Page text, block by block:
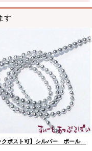
す
クポスト可】シルバー ボール